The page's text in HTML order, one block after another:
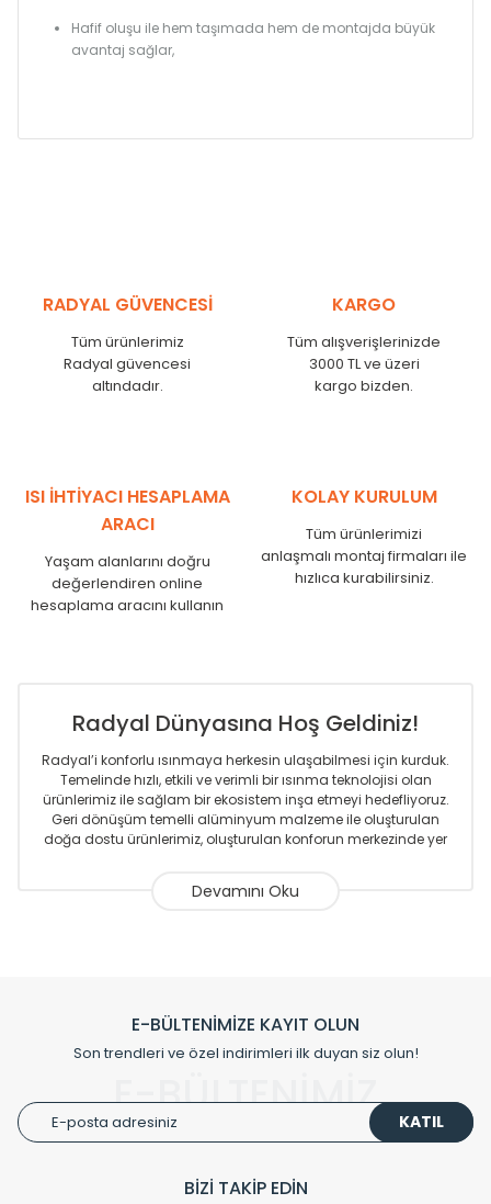
Hafif oluşu ile hem taşımada hem de montajda büyük
avantaj sağlar,
RADYAL GÜVENCESİ
Tüm ürünlerimiz
Radyal güvencesi
altındadır.
KARGO
Tüm alışverişlerinizde
3000 TL ve üzeri
kargo bizden.
ISI İHTİYACI HESAPLAMA
ARACI
Yaşam alanlarını doğru
değerlendiren online
hesaplama aracını kullanın
KOLAY KURULUM
Tüm ürünlerimizi
anlaşmalı montaj firmaları ile
hızlıca kurabilirsiniz.
Radyal Dünyasına Hoş Geldiniz!
Radyal’i konforlu ısınmaya herkesin ulaşabilmesi için kurduk.
Temelinde hızlı, etkili ve verimli bir ısınma teknolojisi olan
ürünlerimiz ile sağlam bir ekosistem inşa etmeyi hedefliyoruz.
Geri dönüşüm temelli alüminyum malzeme ile oluşturulan
doğa dostu ürünlerimiz, oluşturulan konforun merkezinde yer
Sizlere sunmakta olduğumuz Alüminyum Radyatör ve
gurur duymaktadır. Avrupa’ya yapmakta olduğu ihracat ile
de ürünlerinde sadece tasarımın ön planda olmadığını aynı
zamanda kalite olarak ta en üst seviyede olduğunu
Çevreci ve yeşil enerji yaklaşımlarıyla ve sıfır karbon ayak izi
hedefiyle üretim yapan Radyal çevreye duyarlı üretim
E-BÜLTENİMİZE KAYIT OLUN
Son trendleri ve özel indirimleri ilk duyan siz olun!
E-BÜLTENİMİZ KATIL
BİZİ TAKİP EDİN